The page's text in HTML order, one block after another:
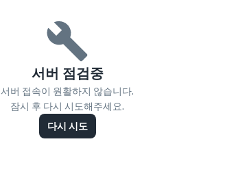
서버 점검중
서버 접속이 원활하지 않습니다.
잠시 후 다시 시도해주세요.
다시 시도